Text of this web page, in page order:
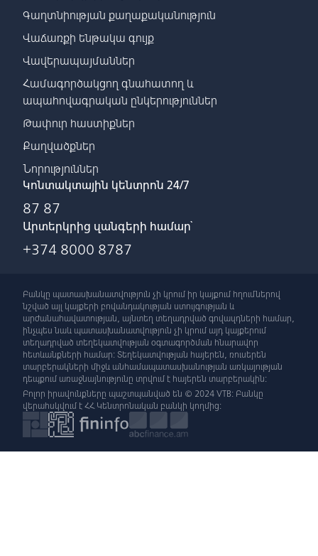
Գաղտնիության քաղաքականություն
Վաճառքի ենթակա գույք
Վավերապայմաններ
Համագործակցող գնահատող և
ապահովագրական ընկերություններ
Թափուր հաստիքներ
Քաղվածքներ
Նորություններ
Կոնտակտային կենտրոն 24/7
87 87
Արտերկրից զանգերի համար՝
+374 8000 8787
Բանկը պատասխանատվություն չի կրում իր կայքում հղումներով
նշված այլ կայքերի բովանդակության ստույգության և
արժանահավատության, այնտեղ տեղադրված գովազդների համար,
ինչպես նաև պատասխանատվություն չի կրում այդ կայքերում
տեղադրված տեղեկատվության օգտագործման հնարավոր
հետևանքների համար: Տեղեկատվության հայերեն, ռուսերեն
տարբերակների միջև անհամապատասխանության առկայության
դեպքում առաջնայնությունը տրվում է հայերեն տարբերակին:
Բոլոր իրավունքները պաշտպանված են © 2024 VTB: Բանկը
վերահսկվում է ՀՀ Կենտրոնական բանկի կողմից: